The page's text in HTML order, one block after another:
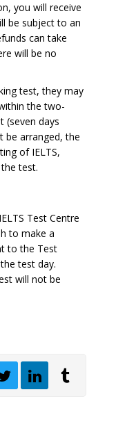
you will receive
be subject to an
can take
will be no
test, they may
the two-
(seven days
be arranged, the
of IELTS,
test.
Test Centre
to make a
to the Test
test day.
will not be